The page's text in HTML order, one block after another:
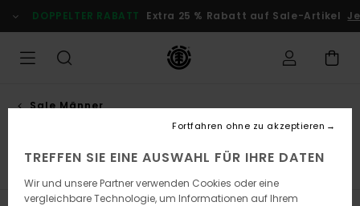
zur
Produkt
springen
DOPPELTER RABATT Extra 25 % Rabatt auf Sale-Artikel
Sale Männer
TREFFEN SIE EINE AUSWAHL FÜR IHRE DATEN
Wir und unsere Partner verwenden Cookies oder eine
vergleichbare Technologie, um Informationen auf Ihrem
Fortfahren ohne zu akzeptieren